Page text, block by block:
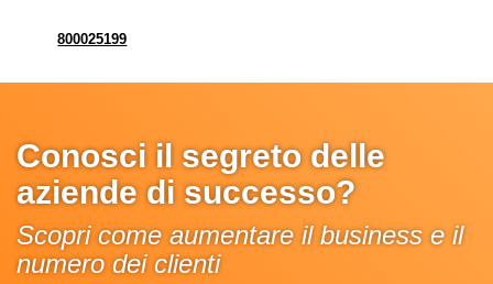
800025199
Conosci il segreto delle
aziende di successo?
Scopri come aumentare il business e il
numero dei clienti